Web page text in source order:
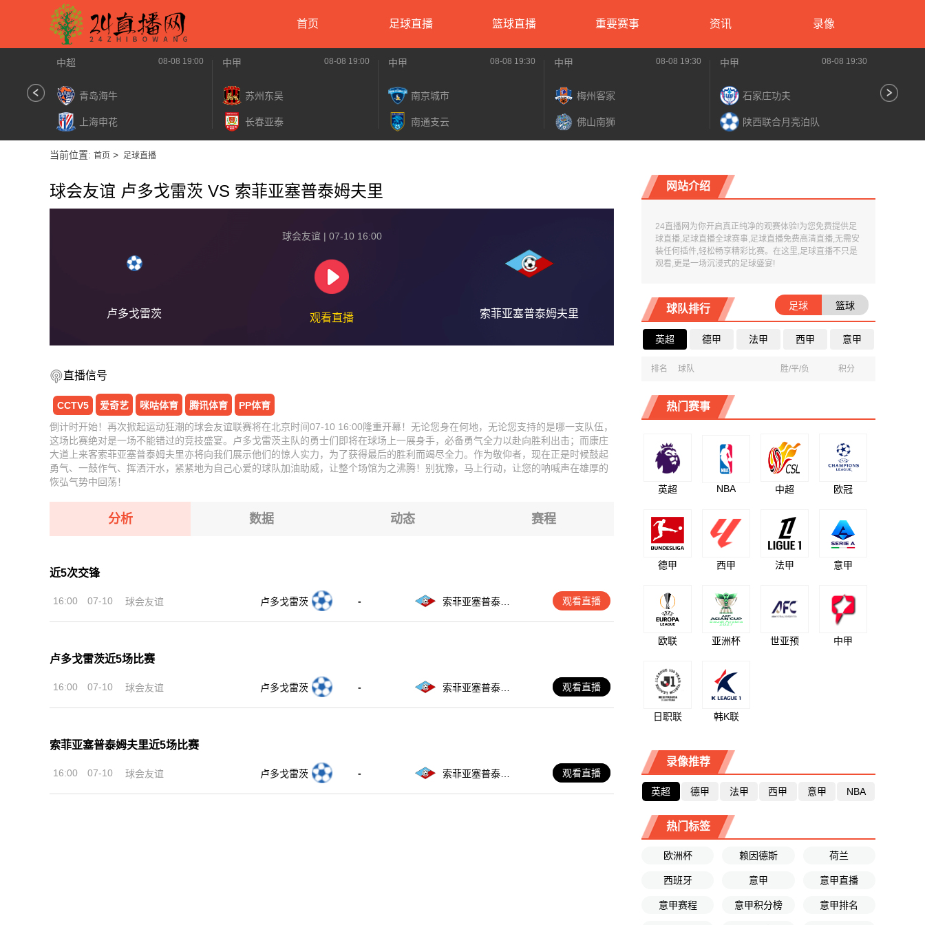
首页 足球直播 篮球直播 重要赛事 资讯 录像
中超 08-08 19:00
青岛海牛
上海申花
中甲 08-08 19:00
苏州东吴
长春亚泰
中甲 08-08 19:30
南京城市
南通支云
中甲 08-08 19:30
梅州客家
佛山南狮
中甲 08-08 19:30
石家庄功夫
陕西联合月亮泊队
当前位置: 首页 > 足球直播
球会友谊 卢多戈雷茨 VS 索菲亚塞普泰姆夫里
卢多戈雷茨
球会友谊 | 07-10 16:00
观看直播 索菲亚塞普泰姆夫里
直播信号
CCTV5 爱奇艺 咪咕体育 腾讯体育
PP体育
倒计时开始！再次掀起运动狂潮的球会友谊联赛将在北京时间07-10 16:00隆重开幕！无论您身在何地，无论您支持的是哪一支队伍，
这场比赛绝对是一场不能错过的竞技盛宴。卢多戈雷茨主队的勇士们即将在球场上一展身手，必备勇气全力以赴向胜利出击；而康庄
大道上来客索菲亚塞普泰姆夫里亦将向我们展示他们的惊人实力，为了获得最后的胜利而竭尽全力。作为敬仰者，现在正是时候鼓起
勇气、一鼓作气、挥洒汗水，紧紧地为自己心爱的球队加油助威，让整个场馆为之沸腾！别犹豫，马上行动，让您的呐喊声在雄厚的
恢弘气势中回荡！
分析 数据 动态 赛程
近5次交锋
16:00 07-10 球会友谊 卢多戈雷茨 -
索菲亚塞普泰姆
观看直播
卢多戈雷茨近5场比赛
16:00 07-10 球会友谊 卢多戈雷茨 -
索菲亚塞普泰姆
观看直播
索菲亚塞普泰姆夫里近5场比赛
16:00 07-10 球会友谊 卢多戈雷茨 -
索菲亚塞普泰姆
观看直播
网站介绍
24直播网为你开启真正纯净的观赛体验!为您免费提供足
球直播,足球直播全球赛事,足球直播免费高清直播,无需安
装任何插件,轻松畅享精彩比赛。在这里,足球直播不只是
观看,更是一场沉浸式的足球盛宴!
球队排行 足球 篮球
英超 德甲 法甲 西甲 意甲
排名 球队 胜/平/负 积分
热门赛事
英超 NBA 中超 欧冠
德甲 西甲 法甲 意甲
欧联 亚洲杯 世亚预 中甲
日职联 韩K联
录像推荐
英超 德甲 法甲 西甲 意甲 NBA
热门标签
欧洲杯 赖因德斯 荷兰
西班牙 意甲 意甲直播
意甲赛程 意甲积分榜 意甲排名